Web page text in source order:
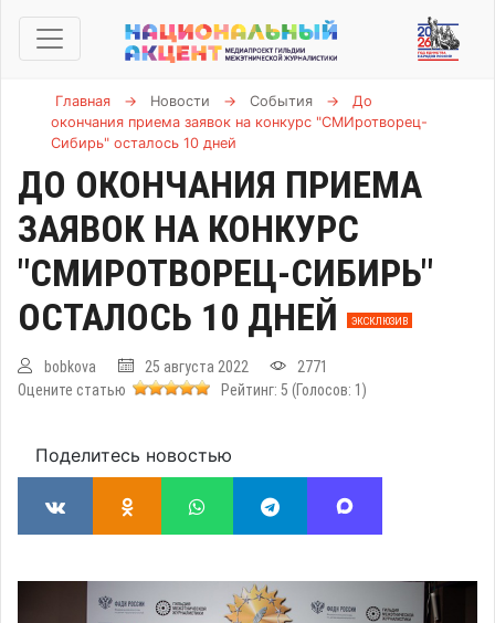
Главная → Новости → События →
До
окончания приема заявок на конкурс "СМИротворец-
Сибирь" осталось 10 дней
ДО ОКОНЧАНИЯ ПРИЕМА
ЗАЯВОК НА КОНКУРС
"СМИРОТВОРЕЦ-СИБИРЬ"
ОСТАЛОСЬ 10 ДНЕЙ
ЭКСКЛЮЗИВ
bobkova 25 августа 2022
2771
Оцените статью
Рейтинг: 5 (Голосов: 1 )
Поделитесь новостью